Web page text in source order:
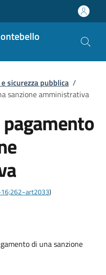
sicurezza pubblica /
sanzione amministrativa
)
di una sanzione